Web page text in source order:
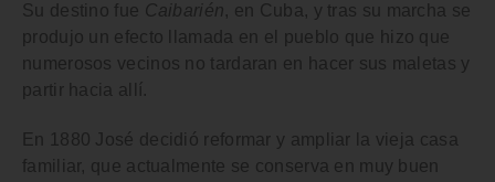
Su destino fue Caibarién, en Cuba , y tras su marcha se
produjo un efecto llamada en el pueblo que hizo que
numerosos vecinos no tardaran en hacer sus maletas y
partir hacia allí.
En 1880 José decidió reformar y ampliar la vieja casa
familiar, que actualmente se conserva en muy buen